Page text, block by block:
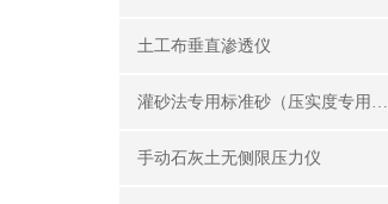
土工布垂直渗透仪
灌砂法专用标准砂（压实度专用砂）
手动石灰土无侧限压力仪